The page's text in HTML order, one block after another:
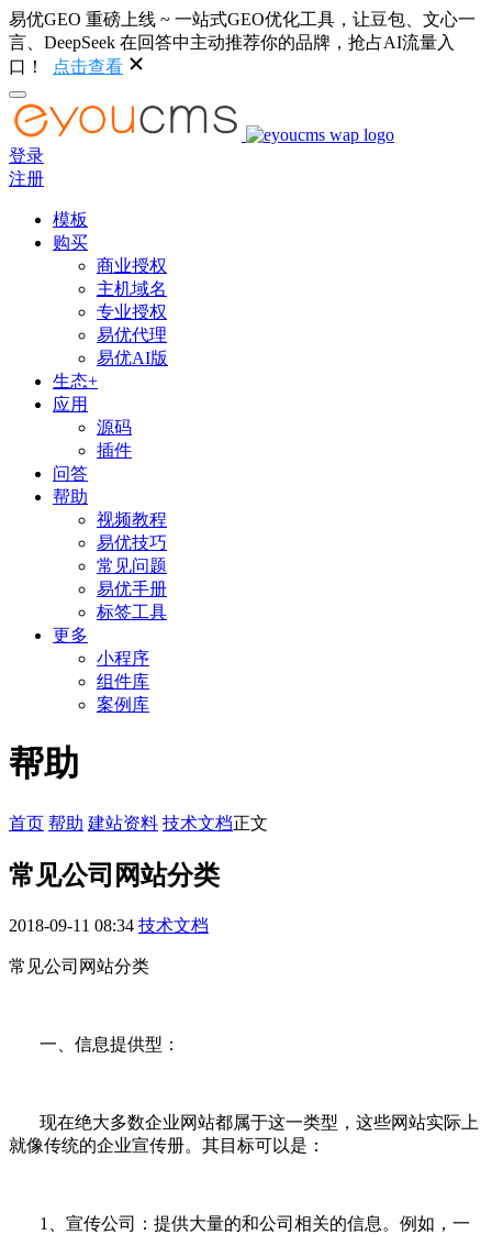
易优GEO 重磅上线 ~ 一站式GEO优化工具，让豆包、文心一
言、DeepSeek 在回答中主动推荐你的品牌，抢占AI流量入
口！
点击查看
登录
注册
模板
购买
商业授权
主机域名
专业授权
易优代理
易优AI版
生态+
应用
源码
插件
问答
帮助
视频教程
易优技巧
常见问题
易优手册
标签工具
更多
小程序
组件库
案例库
帮助
首页 帮助 建站资料 技术文档正文
常见公司网站分类
2018-09-11 08:34 技术文档
常见公司网站分类
一、信息提供型：
现在绝大多数企业网站都属于这一类型，这些网站实际上
就像传统的企业宣传册。其目标可以是：
1、宣传公司：提供大量的和公司相关的信息。例如，一